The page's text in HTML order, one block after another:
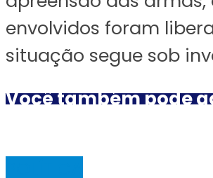
envolvidos foram
situação segue sob
Você também pode